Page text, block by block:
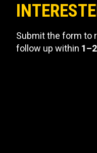
Submit the form to
follow up within